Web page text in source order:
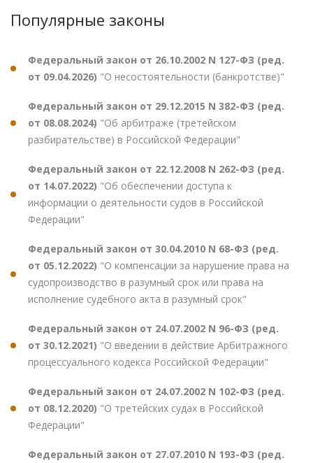
Популярные законы
Федеральный закон от 26.10.2002 N 127-ФЗ (ред.
от 09.04.2026) "О несостоятельности (банкротстве)"
Федеральный закон от 29.12.2015 N 382-ФЗ (ред.
от 08.08.2024) "Об арбитраже (третейском
разбирательстве) в Российской Федерации"
Федеральный закон от 22.12.2008 N 262-ФЗ (ред.
от 14.07.2022) "Об обеспечении доступа к
информации о деятельности судов в Российской
Федерации"
Федеральный закон от 30.04.2010 N 68-ФЗ (ред.
от 05.12.2022) "О компенсации за нарушение права на
судопроизводство в разумный срок или права на
исполнение судебного акта в разумный срок"
Федеральный закон от 24.07.2002 N 96-ФЗ (ред.
от 30.12.2021) "О введении в действие Арбитражного
процессуального кодекса Российской Федерации"
Федеральный закон от 24.07.2002 N 102-ФЗ (ред.
от 08.12.2020) "О третейских судах в Российской
Федерации"
Федеральный закон от 27.07.2010 N 193-ФЗ (ред.